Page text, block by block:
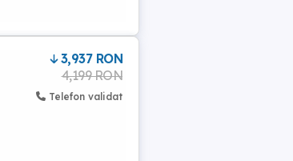
3,937 RON
4,199 RON
Telefon validat